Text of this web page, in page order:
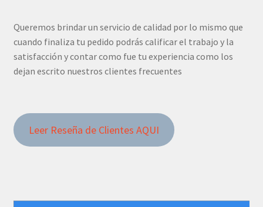
Queremos brindar un servicio de calidad por lo mismo que
cuando finaliza tu pedido podrás calificar el trabajo y la
satisfacción y contar como fue tu experiencia como los
dejan escrito nuestros clientes frecuentes
Leer Reseña de Clientes AQUI